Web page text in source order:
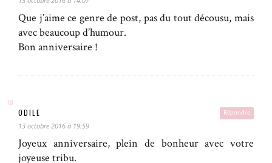
Que j’aime ce genre de post, pas du tout décousu, mais
avec beaucoup d’humour.
Bon anniversaire !
Répondre
ODILE
13 octobre 2016 à 19:59
Joyeux anniversaire, plein de bonheur avec votre
joyeuse tribu.